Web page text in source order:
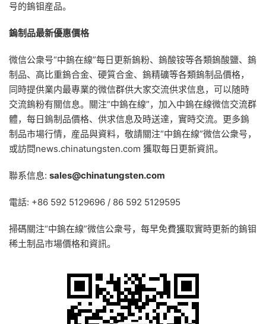
号的鎢钼産品。
鎢制品最新優惠價格
微信公衆号“中鎢在線”每日更新鎢粉、鎢酸铵等各類鎢酸鹽、鎢
制品、高比重鎢合金、硬質合金、鎢精礦等各類鎢制品價格，
同時提供業内最專業的微信群供大家交流供求信息，可以随時
交流鎢粉有關信息。關注“中鎢在線”，加入中鎢在線微信交流群
體，每日鎢制品價格、供求信息及時送達，實時交流。更多鎢
制品市場行情，産品與資料，敬請關注“中鎢在線”微信公衆号，
或訪問news.chinatungsten.com 獲取每日更新資訊。
聯系信息: sales@chinatungsten.com
電話: +86 592 5129696 / 86 592 5129595
掃碼關注“中鎢在線”微信公衆号，每早免費獲取實時更新的鎢钼
稀土制品市場價格和資訊。